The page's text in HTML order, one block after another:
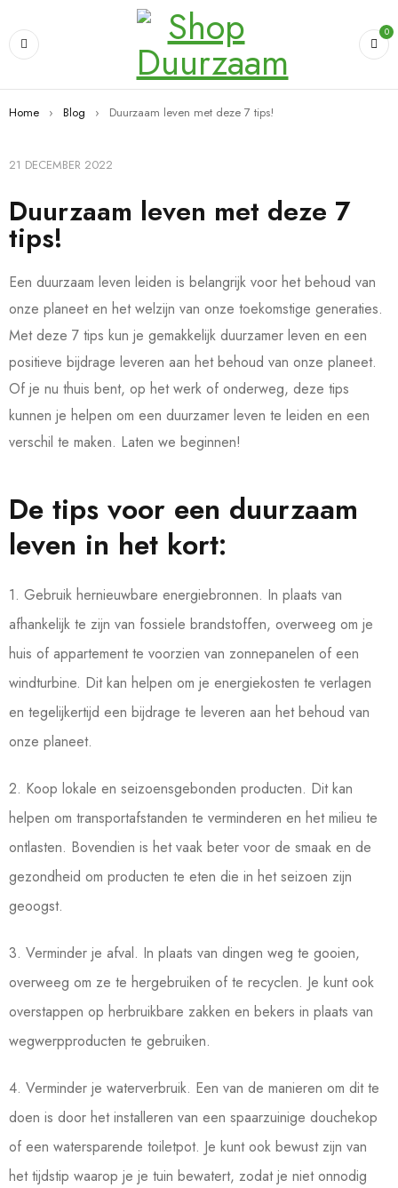
0
Home › Blog › Duurzaam leven met deze 7 tips!
21 DECEMBER 2022
Duurzaam leven met deze 7
tips!
Een duurzaam leven leiden is belangrijk voor het behoud van
onze planeet en het welzijn van onze toekomstige generaties.
Met deze 7 tips kun je gemakkelijk duurzamer leven en een
positieve bijdrage leveren aan het behoud van onze planeet.
Of je nu thuis bent, op het werk of onderweg, deze tips
kunnen je helpen om een duurzamer leven te leiden en een
verschil te maken. Laten we beginnen!
De tips voor een duurzaam
leven in het kort:
1. Gebruik hernieuwbare energiebronnen. In plaats van
afhankelijk te zijn van fossiele brandstoffen, overweeg om je
huis of appartement te voorzien van zonnepanelen of een
windturbine. Dit kan helpen om je energiekosten te verlagen
en tegelijkertijd een bijdrage te leveren aan het behoud van
onze planeet.
2. Koop lokale en seizoensgebonden producten. Dit kan
helpen om transportafstanden te verminderen en het milieu te
ontlasten. Bovendien is het vaak beter voor de smaak en de
gezondheid om producten te eten die in het seizoen zijn
geoogst.
3. Verminder je afval. In plaats van dingen weg te gooien,
overweeg om ze te hergebruiken of te recyclen. Je kunt ook
overstappen op herbruikbare zakken en bekers in plaats van
wegwerpproducten te gebruiken.
4. Verminder je waterverbruik. Een van de manieren om dit te
doen is door het installeren van een spaarzuinige douchekop
of een watersparende toiletpot. Je kunt ook bewust zijn van
het tijdstip waarop je je tuin bewatert, zodat je niet onnodig